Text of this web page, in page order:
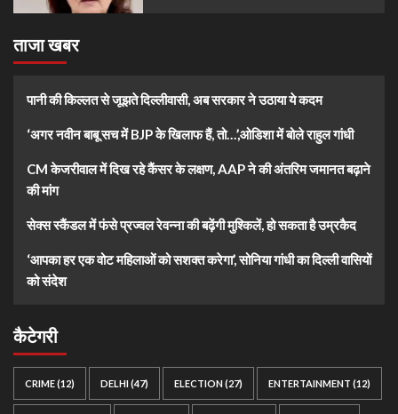
ताजा खबर
पानी की किल्लत से जूझते दिल्लीवासी, अब सरकार ने उठाया ये कदम
‘अगर नवीन बाबू सच में BJP के खिलाफ हैं, तो…’,ओडिशा में बोले राहुल गांधी
CM केजरीवाल में दिख रहे कैंसर के लक्षण, AAP ने की अंतरिम जमानत बढ़ाने
की मांग
सेक्स स्कैंडल में फंसे प्रज्वल रेवन्ना की बढ़ेंगी मुश्किलें, हो सकता है उम्रकैद
‘आपका हर एक वोट महिलाओं को सशक्त करेगा’, सोनिया गांधी का दिल्ली वासियों
को संदेश
कैटेगरी
CRIME(12) DELHI(47) ELECTION(27) ENTERTAINMENT (12)